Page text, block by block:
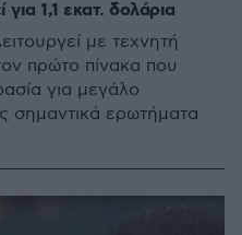
1,1 εκατ. δολάρια
με τεχνητή
πρώτο πίνακα που
για μεγάλο
σημαντικά ερωτήματα